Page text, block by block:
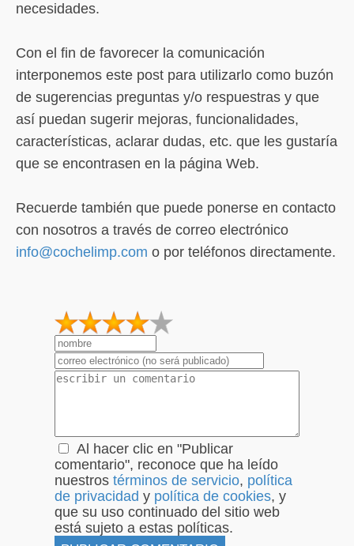
necesidades.
Con el fin de favorecer la comunicación
interponemos este post para utilizarlo como buzón
de sugerencias preguntas y/o respuestras y que
así puedan sugerir mejoras, funcionalidades,
características, aclarar dudas, etc. que les gustaría
que se encontrasen en la página Web.
Recuerde también que puede ponerse en contacto
con nosotros a través de correo electrónico
info@cochelimp.com o por teléfonos directamente.
2
1
Al hacer clic en "Publicar
comentario", reconoce que ha leído
nuestros términos de servicio, política
de privacidad y política de cookies, y
que su uso continuado del sitio web
está sujeto a estas políticas.